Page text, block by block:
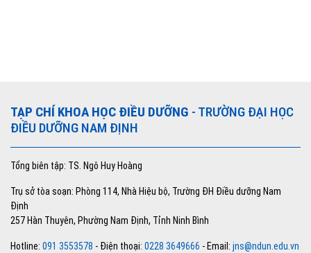
TẠP CHÍ KHOA HỌC ĐIỀU DƯỠNG - TRƯỜNG ĐẠI HỌC
ĐIỀU DƯỠNG NAM ĐỊNH
Tổng biên tập: TS. Ngô Huy Hoàng
Trụ sở tòa soạn: Phòng 114, Nhà Hiệu bộ, Trường ĐH Điều dưỡng Nam
Định
257 Hàn Thuyên, Phường Nam Định, Tỉnh Ninh Bình
Hotline: 091 3553578 - Điện thoại: 0228 3649666 - Email: jns@ndun.edu.vn